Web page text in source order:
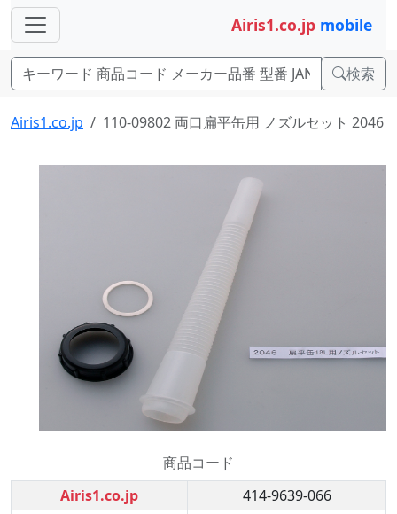
Airis1.co.jp mobile
検索
Airis1.co.jp 110-09802 両口扁平缶用 ノズルセット 2046
商品コード
Airis1.co.jp
414-9639-066